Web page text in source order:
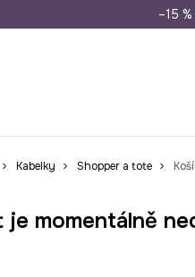
Doprava zdarma
–15
Kabelky Shopper a tote
momentálně